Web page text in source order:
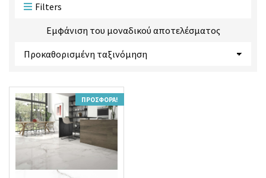
Filters
Εμφάνιση του μοναδικού αποτελέσματος
ΠΡΟΣΦΟΡΆ!